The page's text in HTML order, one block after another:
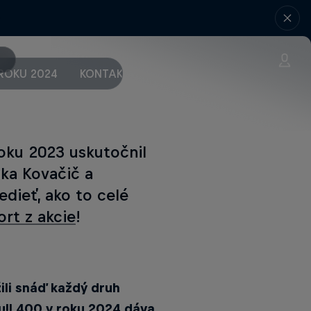
2024 KONTAKT + MÉDIÁ
2023 uskutočnil
Kovačič a
ako to celé
z akcie!
snáď každý druh